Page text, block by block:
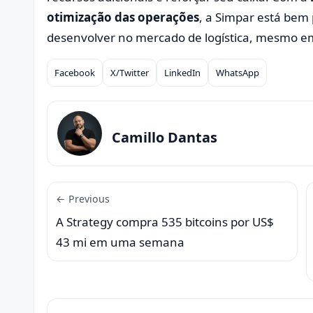
otimização das operações, a Simpar está
desenvolver no mercado de logística, mesmo
Compartilhar
Facebook X/Twitter LinkedIn WhatsApp
Camillo Dantas
← Previous
A Strategy compra 535 bitcoins por US$
43 mi em uma semana